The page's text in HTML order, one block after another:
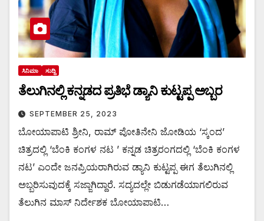
ಸಿನಿಮಾ ಸುದ್ದಿ
ತೆಲುಗಿನಲ್ಲಿ ಕನ್ನಡದ ಪ್ರತಿಭೆ ಡ್ಯಾನಿ ಕುಟ್ಟಪ್ಪ ಅಬ್ಬರ
SEPTEMBER 25, 2023
ಬೋಯಾಪಾಟಿ ಶ್ರೀನಿ, ರಾಮ್‍ ಪೋತಿನೇನಿ ಜೋಡಿಯ ‘ಸ್ಕಂದ’
ಚಿತ್ರದಲ್ಲಿ ‘ಬೆಂಕಿ ಕಂಗಳ ನಟ ’ ಕನ್ನಡ ಚಿತ್ರರಂಗದಲ್ಲಿ ‘ಬೆಂಕಿ ಕಂಗಳ
ನಟ’ ಎಂದೇ ಜನಪ್ರಿಯರಾಗಿರುವ ಡ್ಯಾನಿ ಕುಟ್ಟಪ್ಪ ಈಗ ತೆಲುಗಿನಲ್ಲಿ
ಅಬ್ಬರಿಸುವುದಕ್ಕೆ ಸಜ್ಜಾಗಿದ್ದಾರೆ. ಸದ್ಯದಲ್ಲೇ ಬಿಡುಗಡೆಯಾಗಲಿರುವ
ತೆಲುಗಿನ ಮಾಸ್‍ ನಿರ್ದೇಶಕ ಬೋಯಾಪಾಟಿ…